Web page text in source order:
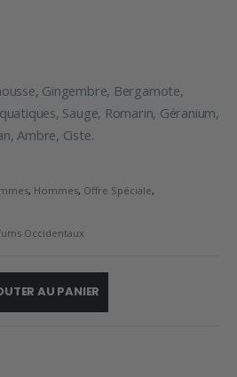
Gingembre, Bergamote,
Sauge, Romarin, Géranium,
Ambre, Ciste.
, Hommes, Offre Spéciale,
Occidentaux
AU PANIER